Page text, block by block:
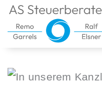
Zum
Inhalt